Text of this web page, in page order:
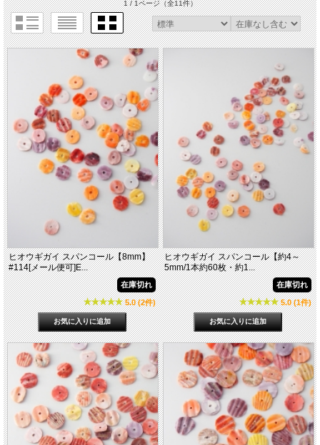
1 / 1ページ（全11件）
ヒオウギガイ スパンコール【8mm】
#114[メール便可]E...
在庫切れ
5.0 (2件)
ヒオウギガイ スパンコール【約4～
5mm/1本約60枚・約1...
在庫切れ
5.0 (1件)